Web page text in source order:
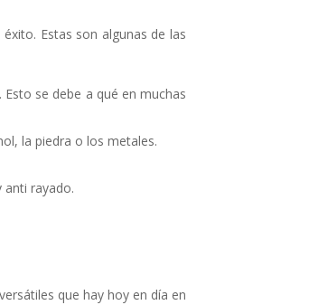
Estas son algunas de las
se debe a qué en muchas
la piedra o los metales.
anti rayado.
que hay hoy en día en